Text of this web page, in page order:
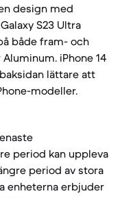
design med
S23 Ultra
både fram- och
iPhone 14
lättare att
modeller.
period kan uppleva
period av stora
enheterna erbjuder